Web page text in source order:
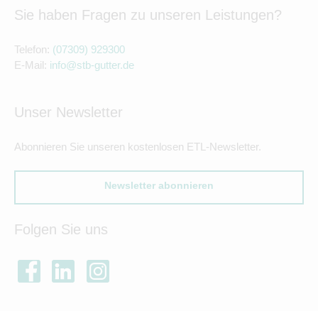
Sie haben Fragen zu unseren Leistungen?
Telefon: (07309) 929300
E-Mail: info@stb-gutter.de
Unser Newsletter
Abonnieren Sie unseren kostenlosen ETL-Newsletter.
Newsletter abonnieren
Folgen Sie uns